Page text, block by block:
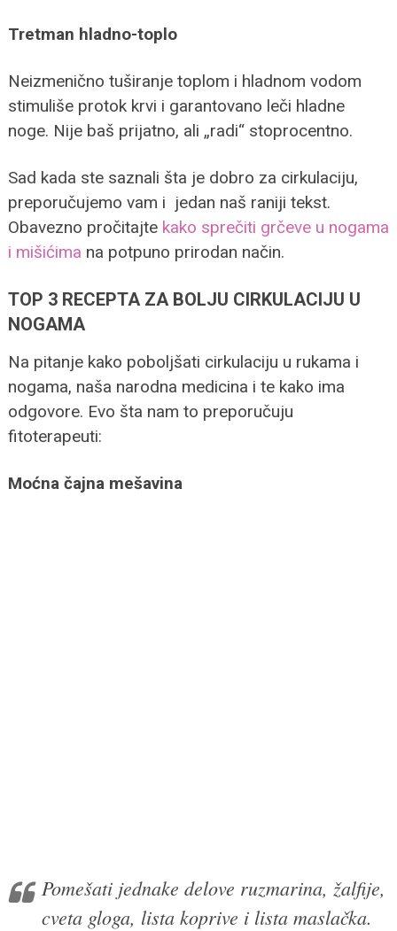
Tretman hladno-toplo
Neizmenično tuširanje toplom i hladnom vodom
stimuliše protok krvi i garantovano leči hladne
noge. Nije baš prijatno, ali „radi“ stoprocentno.
Sad kada ste saznali šta je dobro za cirkulaciju,
preporučujemo vam i jedan naš raniji tekst.
Obavezno pročitajte kako sprečiti grčeve u nogama
i mišićima na potpuno prirodan način.
TOP 3 RECEPTA ZA BOLJU CIRKULACIJU U
NOGAMA
Na pitanje kako poboljšati cirkulaciju u rukama i
nogama, naša narodna medicina i te kako ima
odgovore. Evo šta nam to preporučuju
fitoterapeuti:
Moćna čajna mešavina
Pomešati jednake delove ruzmarina, žalfije,
cveta gloga, lista koprive i lista maslačka.